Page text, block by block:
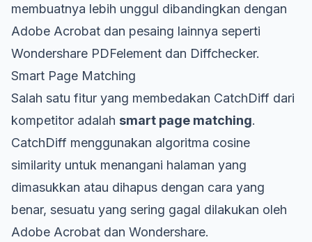
membuatnya lebih unggul dibandingkan dengan
Adobe Acrobat dan pesaing lainnya seperti
Wondershare PDFelement dan Diffchecker.
Smart Page Matching
Salah satu fitur yang membedakan CatchDiff dari
kompetitor adalah smart page matching.
CatchDiff menggunakan algoritma cosine
similarity untuk menangani halaman yang
dimasukkan atau dihapus dengan cara yang
benar, sesuatu yang sering gagal dilakukan oleh
Adobe Acrobat dan Wondershare.